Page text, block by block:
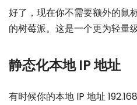
好了，现在你不需要额外的鼠
的树莓派。这是一个更为轻量
静态化本地 IP 地址
有时候你的本地 IP 地址